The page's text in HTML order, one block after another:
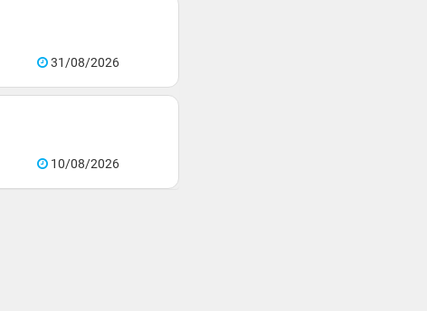
31/08/2026
10/08/2026